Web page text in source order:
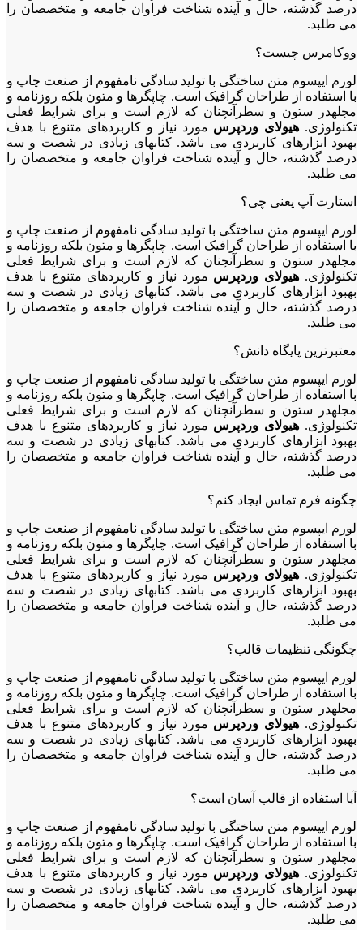
درصد گذشته، حال و آینده شناخت فراوان جامعه و متخصصان را
می طلبد.
ووکامرس چیست؟
لورم ایپسوم متن ساختگی با تولید سادگی نامفهوم از صنعت چاپ و
با استفاده از طراحان گرافیک است. چاپگرها و متون بلکه روزنامه و
مجلهدر ستون و سطرآنچنان که لازم است و برای شرایط فعلی
تکنولوژی. هیولای وردپرس مورد نیاز و کاربردهای متنوع با هدف
بهبود ابزارهای کاربردی می باشد. کتابهای زیادی در شصت و سه
درصد گذشته، حال و آینده شناخت فراوان جامعه و متخصصان را
می طلبد.
استارت آپ یعنی چی؟
لورم ایپسوم متن ساختگی با تولید سادگی نامفهوم از صنعت چاپ و
با استفاده از طراحان گرافیک است. چاپگرها و متون بلکه روزنامه و
مجلهدر ستون و سطرآنچنان که لازم است و برای شرایط فعلی
تکنولوژی. هیولای وردپرس مورد نیاز و کاربردهای متنوع با هدف
بهبود ابزارهای کاربردی می باشد. کتابهای زیادی در شصت و سه
درصد گذشته، حال و آینده شناخت فراوان جامعه و متخصصان را
می طلبد.
معتبرترین پایگاه دانش؟
لورم ایپسوم متن ساختگی با تولید سادگی نامفهوم از صنعت چاپ و
با استفاده از طراحان گرافیک است. چاپگرها و متون بلکه روزنامه و
مجلهدر ستون و سطرآنچنان که لازم است و برای شرایط فعلی
تکنولوژی. هیولای وردپرس مورد نیاز و کاربردهای متنوع با هدف
بهبود ابزارهای کاربردی می باشد. کتابهای زیادی در شصت و سه
درصد گذشته، حال و آینده شناخت فراوان جامعه و متخصصان را
می طلبد.
چگونه فرم تماس ایجاد کنم؟
لورم ایپسوم متن ساختگی با تولید سادگی نامفهوم از صنعت چاپ و
با استفاده از طراحان گرافیک است. چاپگرها و متون بلکه روزنامه و
مجلهدر ستون و سطرآنچنان که لازم است و برای شرایط فعلی
تکنولوژی. هیولای وردپرس مورد نیاز و کاربردهای متنوع با هدف
بهبود ابزارهای کاربردی می باشد. کتابهای زیادی در شصت و سه
درصد گذشته، حال و آینده شناخت فراوان جامعه و متخصصان را
می طلبد.
چگونگی تنظیمات قالب؟
لورم ایپسوم متن ساختگی با تولید سادگی نامفهوم از صنعت چاپ و
با استفاده از طراحان گرافیک است. چاپگرها و متون بلکه روزنامه و
مجلهدر ستون و سطرآنچنان که لازم است و برای شرایط فعلی
تکنولوژی. هیولای وردپرس مورد نیاز و کاربردهای متنوع با هدف
بهبود ابزارهای کاربردی می باشد. کتابهای زیادی در شصت و سه
درصد گذشته، حال و آینده شناخت فراوان جامعه و متخصصان را
می طلبد.
آیا استفاده از قالب آسان است؟
لورم ایپسوم متن ساختگی با تولید سادگی نامفهوم از صنعت چاپ و
با استفاده از طراحان گرافیک است. چاپگرها و متون بلکه روزنامه و
مجلهدر ستون و سطرآنچنان که لازم است و برای شرایط فعلی
تکنولوژی. هیولای وردپرس مورد نیاز و کاربردهای متنوع با هدف
بهبود ابزارهای کاربردی می باشد. کتابهای زیادی در شصت و سه
درصد گذشته، حال و آینده شناخت فراوان جامعه و متخصصان را
می طلبد.